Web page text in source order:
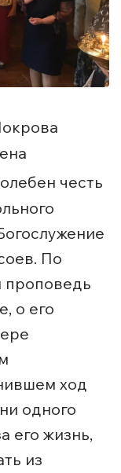
честь
По
проповедь
о его
ход
одного
его жизнь,
из